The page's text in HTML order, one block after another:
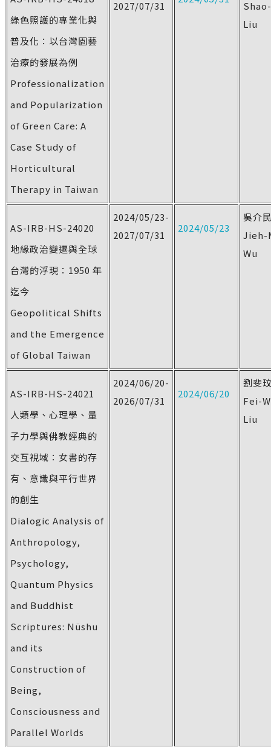
綠色照護的專業化與
普及化：以台灣園藝
治療的發展為例
Professionalization
and Popularization
of Green Care: A
Case Study of
Horticultural
Therapy in Taiwan
2027/07/31
Liu
AS-IRB-HS-24020
地緣政治變遷與全球
台灣的浮現：1950 年
迄今
Geopolitical Shifts
and the Emergence
of Global Taiwan
2024/05/23-
2027/07/31
2024/05/23
吳介
Jieh-
Wu
AS-IRB-HS-24021
人類學、心理學、量
子力學與佛教經典的
交互視域：女書的存
有、意識與平行世界
的創生
Dialogic Analysis of
Anthropology,
Psychology,
Quantum Physics
and Buddhist
Scriptures: Nüshu
and its
Construction of
Being,
Consciousness and
Parallel Worlds
2024/06/20-
2026/07/31
2024/06/20
劉斐
Fei-
Liu